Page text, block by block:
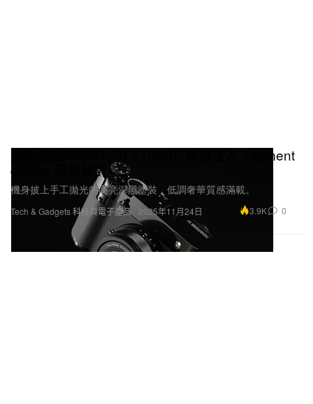
Tech & Gadgets 科技與電子產品
藤原浩為 Fujifilm GFX100RF 相機注入 fragment
design 限量設計
機身披上手工拋光的高亮深黑塗裝，低調奢華質感滿載。
2025年11月24日 3.9K 0